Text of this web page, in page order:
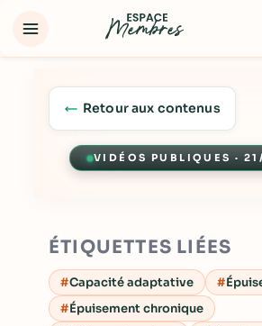
Retour aux contenus
VIDÉOS PUBLIQUES ·
Lecture
ÉTIQUETTES LIÉES
Capacité adaptative
Épuisement chronique